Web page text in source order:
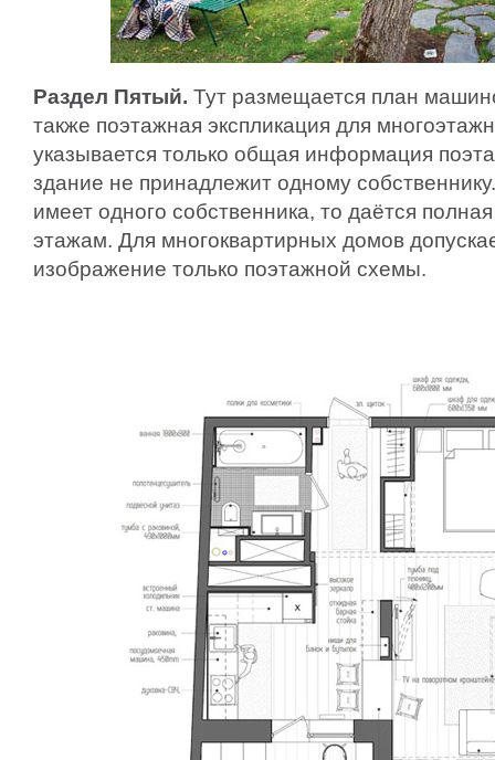
Раздел Пятый. Тут размещается план
также поэтажная экспликация для
указывается только общая информация
здание не принадлежит одному
имеет одного собственника, то даётся
этажам. Для многоквартирных домов
изображение только поэтажной схемы.